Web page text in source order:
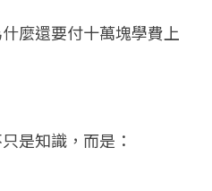
麼還要付十萬塊學費上
是知識，而是：